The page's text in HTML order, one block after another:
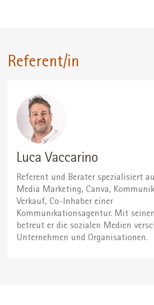
Referent/in
Luca Vaccarino
Referent und Berater spezialisiert
Media Marketing, Canva,
Verkauf, Co-Inhaber einer
Kommunikationsagentur. Mit
betreut er die sozialen Medien
Unternehmen und Organisationen.